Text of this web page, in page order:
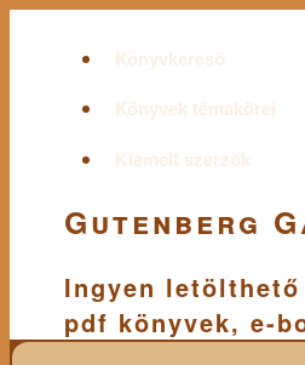
Könyvkereső
Könyvek témakörei
Kiemelt szerzők
Gutenberg
Ingyen
pdf könyvek, e-